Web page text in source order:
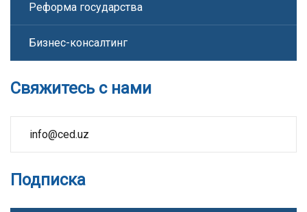
Реформа государства
Бизнес-консалтинг
Свяжитесь с нами
info@ced.uz
Подписка